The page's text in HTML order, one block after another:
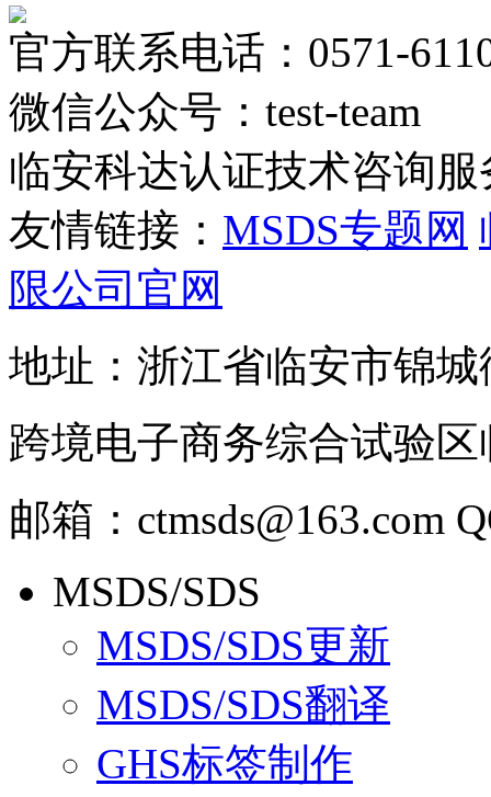
官方联系电话：0571-
微信公众号：test-team
临安科达认证技术咨询
友情链接： MSDS专题网
限公司官网
地址：浙江省临安市锦
跨境电子商务综合试验
邮箱：ctmsds@163.com
MSDS/SDS
MSDS/SDS更新
MSDS/SDS翻译
GHS标签制作